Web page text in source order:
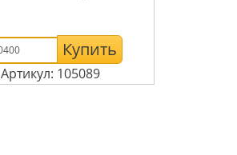
Купить
Артикул: 105089